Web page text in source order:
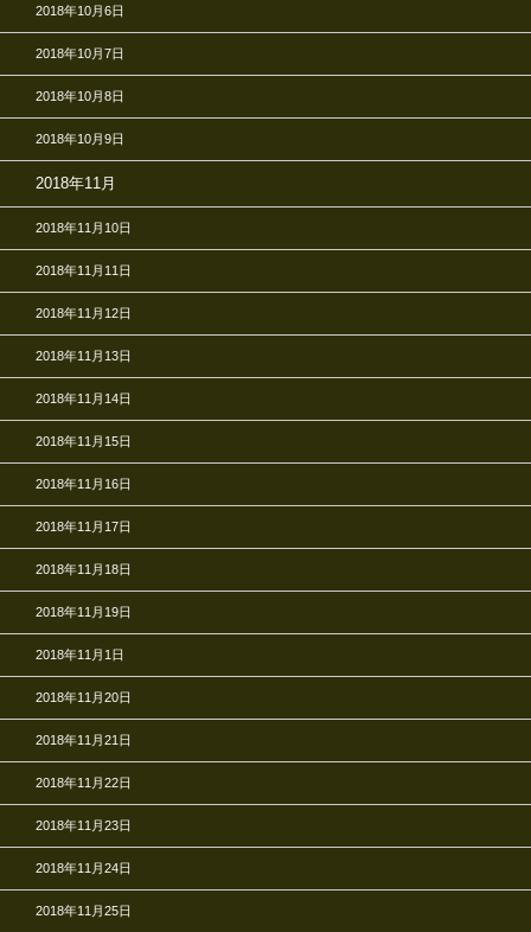
2018年10月6日
2018年10月7日
2018年10月8日
2018年10月9日
2018年11月
2018年11月10日
2018年11月11日
2018年11月12日
2018年11月13日
2018年11月14日
2018年11月15日
2018年11月16日
2018年11月17日
2018年11月18日
2018年11月19日
2018年11月1日
2018年11月20日
2018年11月21日
2018年11月22日
2018年11月23日
2018年11月24日
2018年11月25日